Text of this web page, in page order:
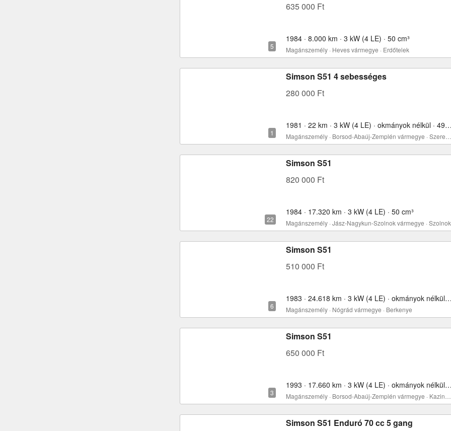
635 000 Ft
1984 · 8.000 km · 3 kW (4 LE) · 50 cm³
Magánszemély · Heves vármegye · Erdőtelek
Simson S51 4 sebességes
280 000 Ft
1981 · 22 km · 3 kW (4 LE) · okmányok nélkül · 49 cm³
Simson S51
820 000 Ft
1984 · 17.320 km · 3 kW (4 LE) · 50 cm³
Magánszemély · Jász-Nagykun-Szolnok vármegye · Szolnok
Simson S51
510 000 Ft
1983 · 24.618 km · 3 kW (4 LE) · okmányok nélkül · 50 cm³
Magánszemély · Nógrád vármegye · Berkenye
Simson S51
650 000 Ft
1993 · 17.660 km · 3 kW (4 LE) · okmányok nélkül · 50 cm³
Simson S51 Enduró 70 cc 5 gang